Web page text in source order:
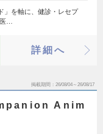
」を軸に、健診・レセプ
…
詳細へ
掲載期間 26/08/04～26/08/17
Anim